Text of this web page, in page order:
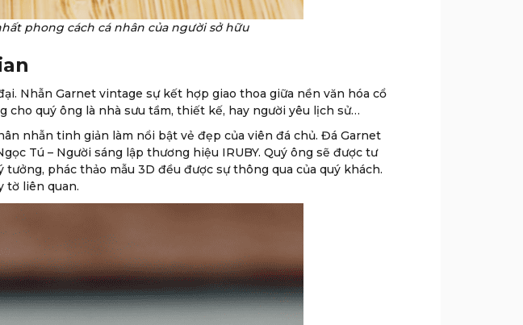
phong cách cá nhân của người sở hữu
Nhẫn Garnet vintage sự kết hợp giao thoa giữa nền văn hóa cổ
quý ông là nhà sưu tầm, thiết kế, hay người yêu lịch sử…
nhẫn tinh giản làm nổi bật vẻ đẹp của viên đá chủ. Đá Garnet
Tú – Người sáng lập thương hiệu IRUBY. Quý ông sẽ được tư
phác thảo mẫu 3D đều được sự thông qua của quý khách.
tờ liên quan.